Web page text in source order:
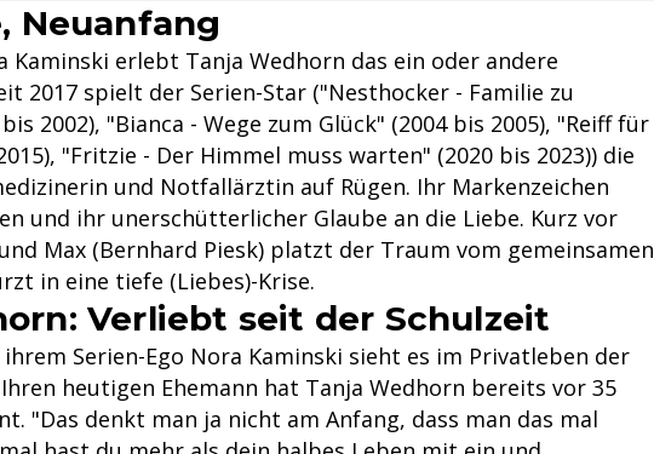
Neuanfang
Kaminski erlebt Tanja Wedhorn das ein oder andere
2017 spielt der Serien-Star ("Nesthocker - Familie zu
2002), "Bianca - Wege zum Glück" (2004 bis 2005), "Reiff für
"Fritzie - Der Himmel muss warten" (2020 bis 2023)) die
und Notfallärztin auf Rügen. Ihr Markenzeichen
und ihr unerschütterlicher Glaube an die Liebe. Kurz vor
Max (Bernhard Piesk) platzt der Traum vom gemeinsamen
in eine tiefe (Liebes)-Krise.
Verliebt seit der Schulzeit
ihrem Serien-Ego Nora Kaminski sieht es im Privatleben der
heutigen Ehemann hat Tanja Wedhorn bereits vor 35
"Das denkt man ja nicht am Anfang, dass man das mal